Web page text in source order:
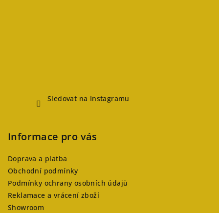
Sledovat na Instagramu
Informace pro vás
Doprava a platba
Obchodní podmínky
Podmínky ochrany osobních údajů
Reklamace a vrácení zboží
Showroom